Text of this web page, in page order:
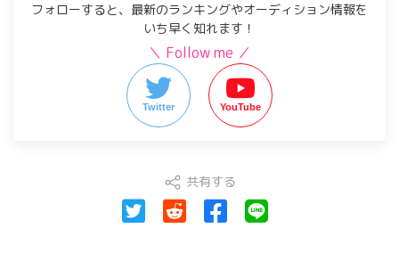
フォローすると、最新のランキングやオーディション情報を
いち早く知れます！
＼ Follow me ／
Twitter YouTube
共有する